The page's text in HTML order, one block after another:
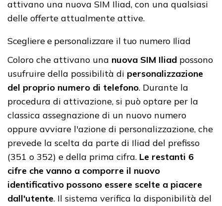
attivano una nuova SIM Iliad, con una qualsiasi
delle offerte attualmente attive.
Scegliere e personalizzare il tuo numero Iliad
Coloro che attivano una nuova SIM Iliad possono
usufruire della possibilità di personalizzazione
del proprio numero di telefono. Durante la
procedura di attivazione, si può optare per la
classica assegnazione di un nuovo numero
oppure avviare l'azione di personalizzazione, che
prevede la scelta da parte di Iliad del prefisso
(351 o 352) e della prima cifra. Le restanti 6
cifre che vanno a comporre il nuovo
identificativo possono essere scelte a piacere
dall'utente. Il sistema verifica la disponibilità del